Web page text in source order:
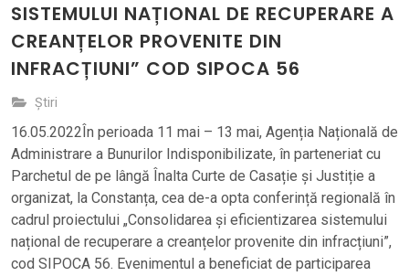
SISTEMULUI NAȚIONAL DE RECUPERARE A
CREANȚELOR PROVENITE DIN
INFRACȚIUNI” COD SIPOCA 56
Știri
16.05.2022În perioada 11 mai – 13 mai, Agenția Națională de
Administrare a Bunurilor Indisponibilizate, în parteneriat cu
Parchetul de pe lângă Înalta Curte de Casație și Justiție a
organizat, la Constanța, cea de-a opta conferință regională în
cadrul proiectului „Consolidarea și eficientizarea sistemului
național de recuperare a creanțelor provenite din infracțiuni”,
cod SIPOCA 56. Evenimentul a beneficiat de participarea